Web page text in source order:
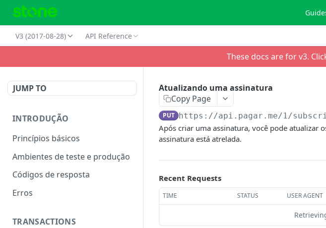
V3 (2017-08-28) API Reference
These docs are for v3.
JUMP TO
INTRODUÇÃO
Princípios básicos
Ambientes de teste e produção
Códigos de resposta
Erros
TRANSACTIONS
Atualizando uma assinatura
Copy Page
PUT https://api.pagar.me/1/
Após criar uma assinatura, você pode atualizar
assinatura está atrelada.
Recent Requests
TIME STATUS USER AGENT